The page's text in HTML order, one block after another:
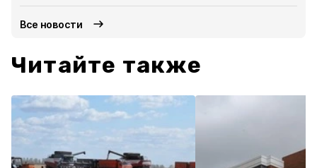
Все новости
Читайте также